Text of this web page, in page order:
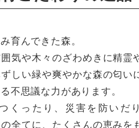
育んできた森。
気や木々のざわめきに精
しい緑や爽やかな森の匂い
不思議な力があります。
くったり、災害を防いだ
全てに、たくさんの恵みを